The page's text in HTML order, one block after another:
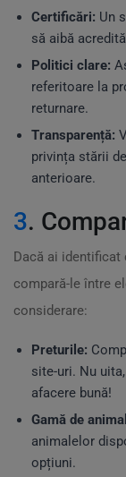
Certificări: Un
să aibă
Politici clare:
referitoare la
returnare.
Transparență:
privința stării
anterioare.
3.
Dacă ai identificat
compară-le între
considerare:
Preturile:
site-uri. Nu
afacere bună!
Gamă de
animalelor
opțiuni.